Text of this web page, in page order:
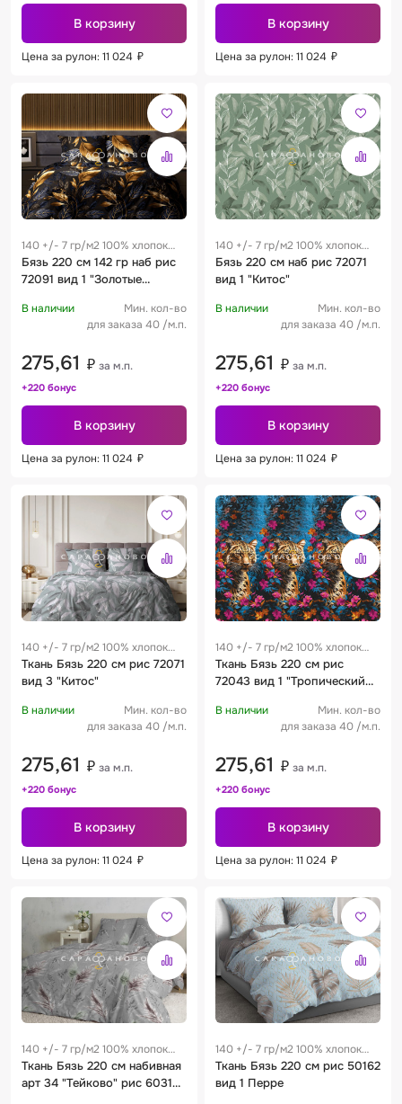
В корзину
Цена за рулон: 11 024 ₽
В корзину
Цена за рулон: 11 024 ₽
140 +/- 7 гр/м2 100% хлопок
0.25 м
Бязь 220 см 142 гр наб рис
72091 вид 1 "Золотые
В наличии
Мин. кол-во
для заказа 40 /м.п.
275,61 ₽ за м.п.
+220 бонус
В корзину
Цена за рулон: 11 024 ₽
140 +/- 7 гр/м2 100% хлопок
0.25 м
Бязь 220 см наб рис 72071
вид 1 "Китос"
В наличии
Мин. кол-во
для заказа 40 /м.п.
275,61 ₽ за м.п.
+220 бонус
В корзину
Цена за рулон: 11 024 ₽
140 +/- 7 гр/м2 100% хлопок
0.25 м
Ткань Бязь 220 см рис 72071
вид 3 "Китос"
В наличии
Мин. кол-во
для заказа 40 /м.п.
275,61 ₽ за м.п.
+220 бонус
В корзину
Цена за рулон: 11 024 ₽
140 +/- 7 гр/м2 100% хлопок
0.25 м
Ткань Бязь 220 см рис
72043 вид 1 "Тропический
В наличии
Мин. кол-во
для заказа 40 /м.п.
275,61 ₽ за м.п.
+220 бонус
В корзину
Цена за рулон: 11 024 ₽
140 +/- 7 гр/м2 100% хлопок
0.25 м
Ткань Бязь 220 см набивная
арт 34 "Тейково" рис 60313
140 +/- 7 гр/м2 100% хлопок
0.25 м
Ткань Бязь 220 см рис 50162
вид 1 Перре